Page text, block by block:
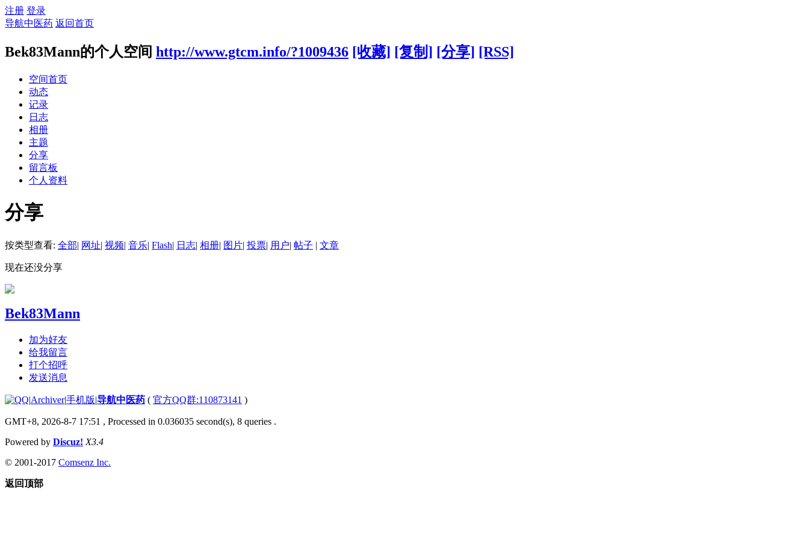
注册 登录
导航中医药 返回首页
Bek83Mann的个人空间 http://www.gtcm.info/?1009436 [收藏] [复制] [分享] [RSS]
空间首页
动态
记录
日志
相册
主题
分享
留言板
个人资料
分享
按类型查看: 全部| 网址| 视频| 音乐| Flash| 日志| 相册| 图片| 投票| 用户| 帖子 | 文章
现在还没分享
Bek83Mann
加为好友
给我留言
打个招呼
发送消息
|Archiver|手机版|导航中医药 ( 官方QQ群:110873141 )
GMT+8, 2026-8-7 17:51 , Processed in 0.036035 second(s), 8 queries .
Powered by Discuz! X3.4
© 2001-2017 Comsenz Inc.
返回顶部